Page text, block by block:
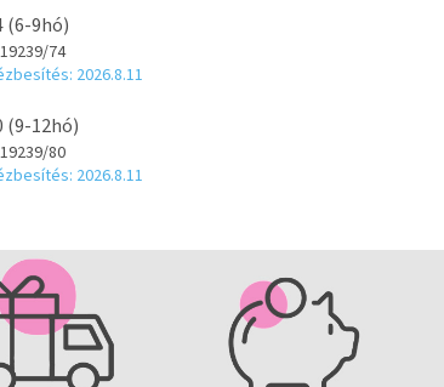
(6-9hó)
74
2026.8.11
(9-12hó)
80
2026.8.11